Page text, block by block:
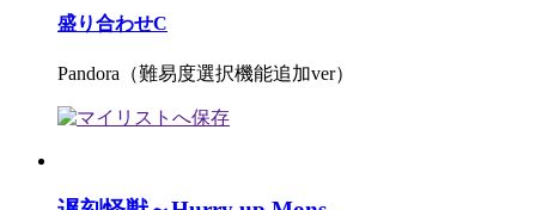
盛り合わせC
Pandora（難易度選択機能追加ver）